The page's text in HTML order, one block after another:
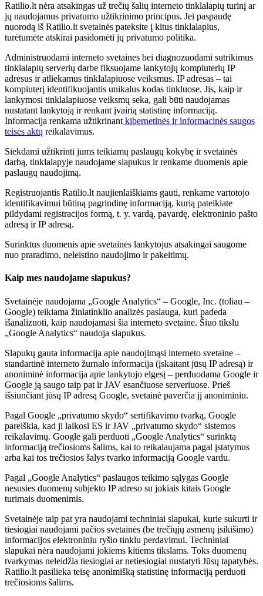
Ratilio.lt nėra atsakingas už trečių šalių interneto tinklalapių turinį ar
jų naudojamus privatumo užtikrinimo principus. Jei paspaudę
nuorodą iš Ratilio.lt svetainės pateksite į kitus tinklalapius,
turėtumėte atskirai pasidomėti jų privatumo politika.
Administruodami interneto svetaines bei diagnozuodami sutrikimus
tinklalapių serverių darbe fiksuojame lankytojų kompiuterių IP
adresus ir atliekamus tinklalapiuose veiksmus. IP adresas – tai
kompiuterį identifikuojantis unikalus kodas tinkluose. Jis, kaip ir
lankymosi tinklalapiuose veiksmų seka, gali būti naudojamas
nustatant lankytoją ir renkant įvairią statistinę informaciją.
Informacija renkama užtikrinant kibernetinės ir informacinės saugos
teisės aktų reikalavimus.
Siekdami užtikrinti jums teikiamų paslaugų kokybę ir svetainės
darbą, tinklalapyje naudojame slapukus ir renkame duomenis apie
paslaugų naudojimą.
Registruojantis Ratilio.lt naujienlaiškiams gauti, renkame vartotojo
identifikavimui būtiną pagrindinę informaciją, kurią pateikiate
pildydami registracijos formą, t. y. vardą, pavardę, elektroninio pašto
adresą ir IP adresą.
Surinktus duomenis apie svetainės lankytojus atsakingai saugome
nuo praradimo, neleistino naudojimo ir pakeitimų.
Kaip mes naudojame slapukus?
Svetainėje naudojama „Google Analytics“ – Google, Inc. (toliau –
Google) teikiama žiniatinklio analizės paslauga, kuri padeda
išanalizuoti, kaip naudojamasi šia interneto svetaine. Šiuo tikslu
„Google Analytics“ naudoja slapukus.
Slapukų gauta informacija apie naudojimąsi interneto svetaine –
standartinė interneto žurnalo informacija (įskaitant jūsų IP adresą) ir
anoniminė informacija apie lankytojo elgesį – perduodama Google ir
Google ją saugo taip pat ir JAV esančiuose serveriuose. Prieš
išsiunčiant jūsų IP adresą Google, svetainė paverčia jį anoniminiu.
Pagal Google „privatumo skydo“ sertifikavimo tvarką, Google
pareiškia, kad ji laikosi ES ir JAV „privatumo skydo“ sistemos
reikalavimų. Google gali perduoti „Google Analytics“ surinktą
informaciją trečiosioms šalims, kai to reikalaujama pagal įstatymus
arba kai tos trečiosios šalys tvarko informaciją Google vardu.
Pagal „Google Analytics“ paslaugos teikimo sąlygas Google
nesusies duomenų subjekto IP adreso su jokiais kitais Google
turimais duomenimis.
Svetainėje taip pat yra naudojami techniniai slapukai, kurie sukurti ir
tiesiogiai naudojami pačios svetainės (be trečiųjų asmenų įsikišimo)
informacijos elektroniniu ryšio tinklu perdavimui. Techniniai
slapukai nėra naudojami jokiems kitiems tikslams. Toks duomenų
tvarkymas neleidžia tiesiogiai ar netiesiogiai nustatyti Jūsų tapatybės.
Ratilio.lt pasilieka teisę anonimišką statistinę informaciją perduoti
trečiosioms šalims.